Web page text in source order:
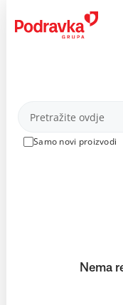
content
Samo novi proizvodi
Nema